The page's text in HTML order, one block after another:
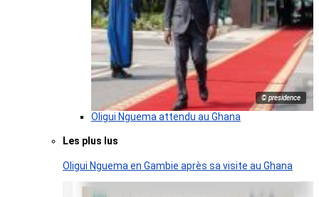
© presidence
Oligui Nguema attendu au Ghana
Les plus lus
Oligui Nguema en Gambie après sa visite au Ghana